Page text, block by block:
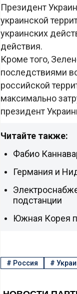
Президент
украинской
украинских
действия.
Кроме того,
последствиями
российской
максимально
президент
Читайте также:
Фабио
Германия и
подстанции
Южная Корея
# Россия #